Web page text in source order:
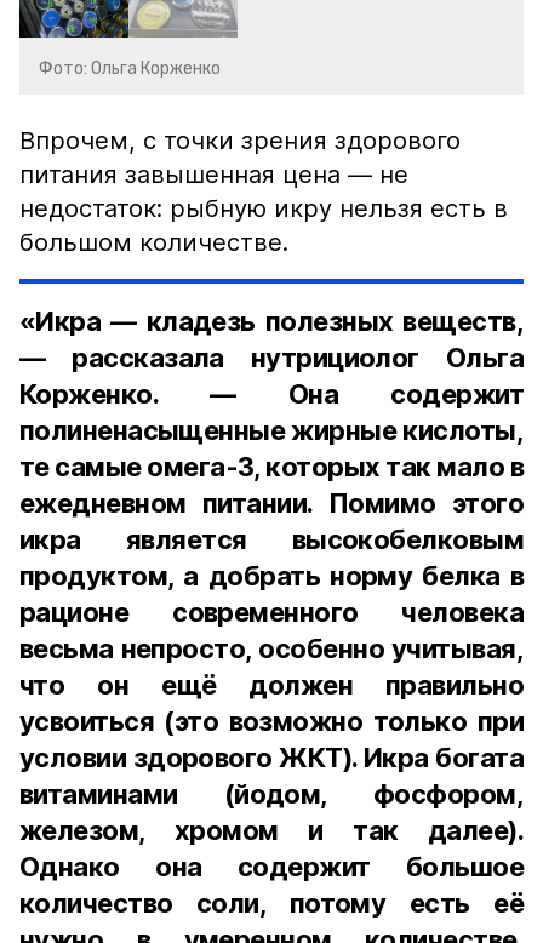
Фото: Ольга Корженко
Впрочем, с точки зрения здорового
питания завышенная цена — не
недостаток: рыбную икру нельзя есть в
большом количестве.
«Икра — кладезь полезных веществ,
— рассказала нутрициолог Ольга
Корженко. — Она содержит
полиненасыщенные жирные кислоты,
те самые омега-3, которых так мало в
ежедневном питании. Помимо этого
икра является высокобелковым
продуктом, а добрать норму белка в
рационе современного человека
весьма непросто, особенно учитывая,
что он ещё должен правильно
усвоиться (это возможно только при
условии здорового ЖКТ). Икра богата
витаминами (йодом, фосфором,
железом, хромом и так далее).
Однако она содержит большое
количество соли, потому есть её